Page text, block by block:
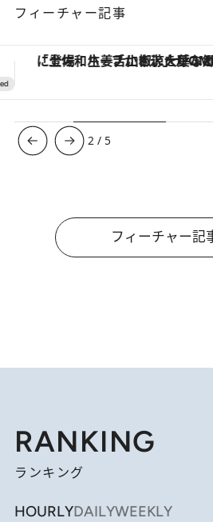
フィーチャー記事
【銀座で出合う最旬美容】美髪ケアや上質な眠り…セルフケアのアップデートから、特別な名入れギフトまで。大人のた
3 / 5
フィーチャー記
RANKING
ランキング
HOURLYDAILYWEEKLY